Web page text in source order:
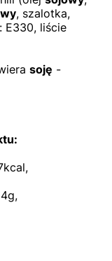
, szalotka,
E330, liście
soję -